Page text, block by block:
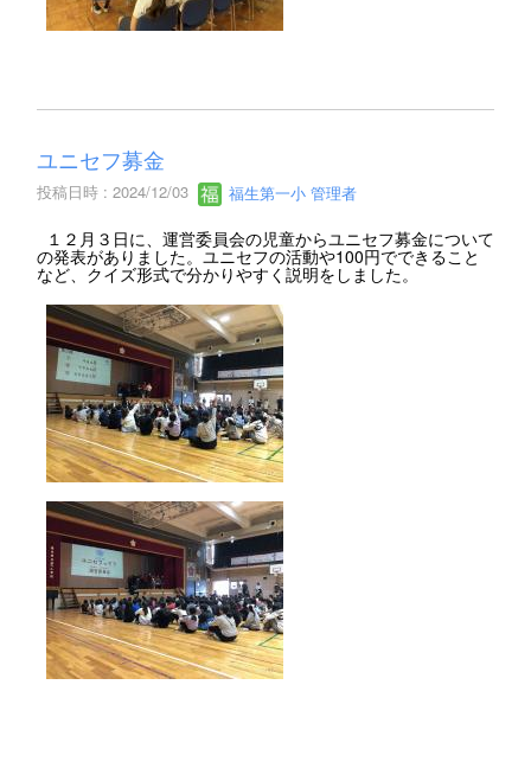
ユニセフ募金
投稿日時 : 2024/12/03 福生第一小 管理者
１２月３日に、運営委員会の児童からユニセフ募金について
の発表がありました。ユニセフの活動や100円でできること
など、クイズ形式で分かりやすく説明をしました。